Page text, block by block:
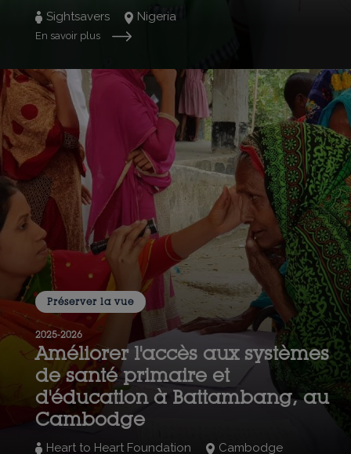
Sightsavers Nigeria
En savoir plus
Préserver la vue
2025-2026
Améliorer l'accès aux systèmes
de santé primaire et
d'éducation à Battambang, au
Cambodge
Heart to Heart Foundation Cambodge